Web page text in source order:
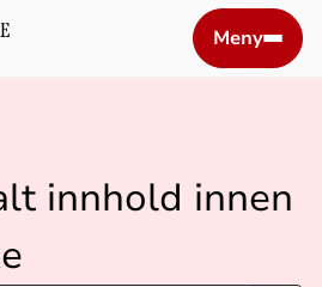
Meny
innhold innen